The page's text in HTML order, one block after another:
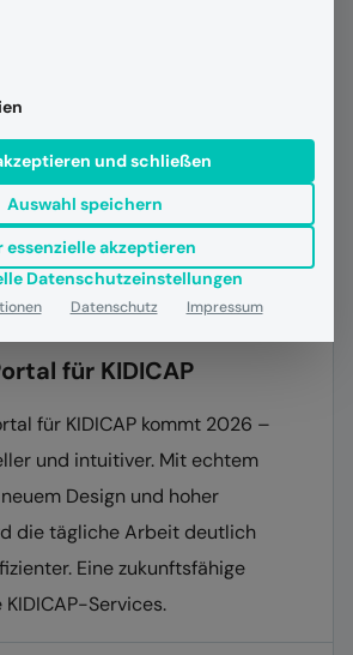
Personalmanagement RZV Journal
für KIDICAP
für KIDICAP kommt 2026 –
und intuitiver. Mit echtem
Design und hoher
die tägliche Arbeit deutlich
Eine zukunftsfähige
Services.
der Service-Gruppen, für die
und schließen
Auswahl speichern
essenzielle akzeptieren
Datenschutzeinstellungen
Datenschutz Impressum